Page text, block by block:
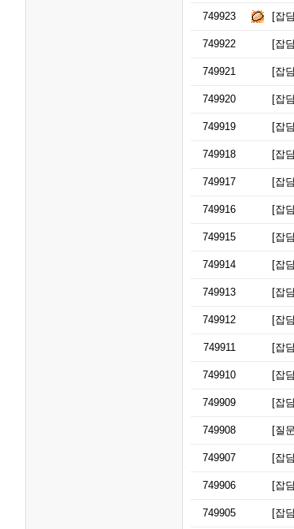
749923 [잡
749922 [잡
749921 [잡
749920 [잡
749919 [잡
749918 [잡
749917 [잡
749916 [잡
749915 [잡
749914 [잡
749913 [잡
749912 [잡
749911 [잡
749910 [잡
749909 [잡
749908 [질
749907 [잡
749906 [잡
749905 [잡